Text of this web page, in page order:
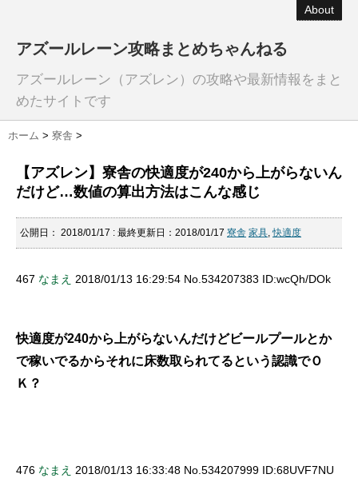
About
アズールレーン攻略まとめちゃんねる
アズールレーン（アズレン）の攻略や最新情報をまと
めたサイトです
ホーム > 寮舎 >
【アズレン】寮舎の快適度が240から上がらないん
だけど…数値の算出方法はこんな感じ
公開日： 2018/01/17 : 最終更新日：2018/01/17 寮舎 家具,快適度
467 なまえ 2018/01/13 16:29:54 No.534207383 ID:wcQh/DOk
快適度が240から上がらないんだけどビールプールとか
で稼いでるからそれに床数取られてるという認識でＯ
Ｋ？
476 なまえ 2018/01/13 16:33:48 No.534207999 ID:68UVF7NU